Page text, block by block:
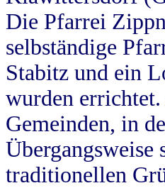
Die Pfarrei
selbständige
Stabitz und ein
wurden
Gemeinden, in
Übergangsweise
traditionellen